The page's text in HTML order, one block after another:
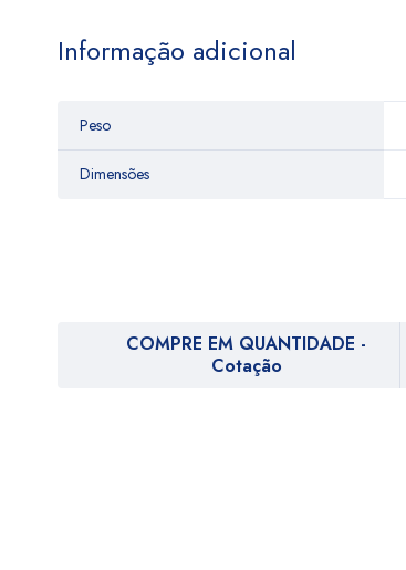
Informação adicional
Peso
Dimensões
COMPRE EM QUANTIDADE -
Cotação